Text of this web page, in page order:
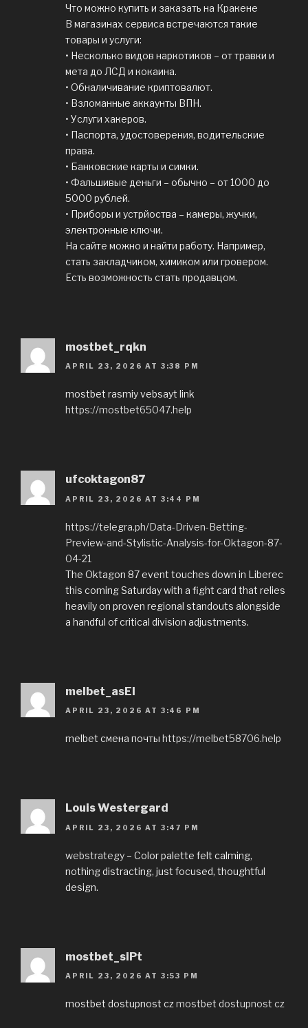
Что можно купить и заказать на Кракене
В магазинах сервиса встречаются такие
товары и услуги:
• Несколько видов наркотиков – от травки и
мета до ЛСД и кокаина.
• Обналичивание криптовалют.
• Взломанные аккаунты ВПН.
• Услуги хакеров.
• Паспорта, удостоверения, водительские
права.
• Банковские карты и симки.
• Фальшивые деньги – обычно – от 1000 до
5000 рублей.
• Приборы и устрйоства – камеры, жучки,
электронные ключи.
На сайте можно и найти работу. Например,
стать закладчиком, химиком или гровером.
Есть возможность стать продавцом.
mostbet_rqkn
APRIL 23, 2026 AT 3:38 PM
mostbet rasmiy vebsayt link
https://mostbet65047.help
ufcoktagon87
APRIL 23, 2026 AT 3:44 PM
https://telegra.ph/Data-Driven-Betting-
Preview-and-Stylistic-Analysis-for-Oktagon-87-
04-21
The Oktagon 87 event touches down in Liberec
this coming Saturday with a fight card that relies
heavily on proven regional standouts alongside
a handful of critical division adjustments.
melbet_asEl
APRIL 23, 2026 AT 3:46 PM
melbet смена почты https://melbet58706.help
Louis Westergard
APRIL 23, 2026 AT 3:47 PM
webstrategy – Color palette felt calming,
nothing distracting, just focused, thoughtful
design.
mostbet_siPt
APRIL 23, 2026 AT 3:53 PM
mostbet dostupnost czmostbet dostupnost cz